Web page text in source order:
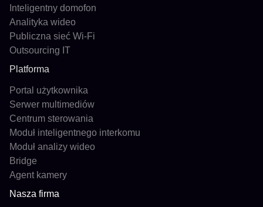
Inteligentny domofon
Analityka wideo
Publiczna sieć Wi-Fi
Outsourcing IT
Platforma
Portal użytkownika
Serwer multimediów
Centrum sterowania
Moduł inteligentnego interkomu
Moduł analizy wideo
Bridge
Agent kamery
Nasza firma